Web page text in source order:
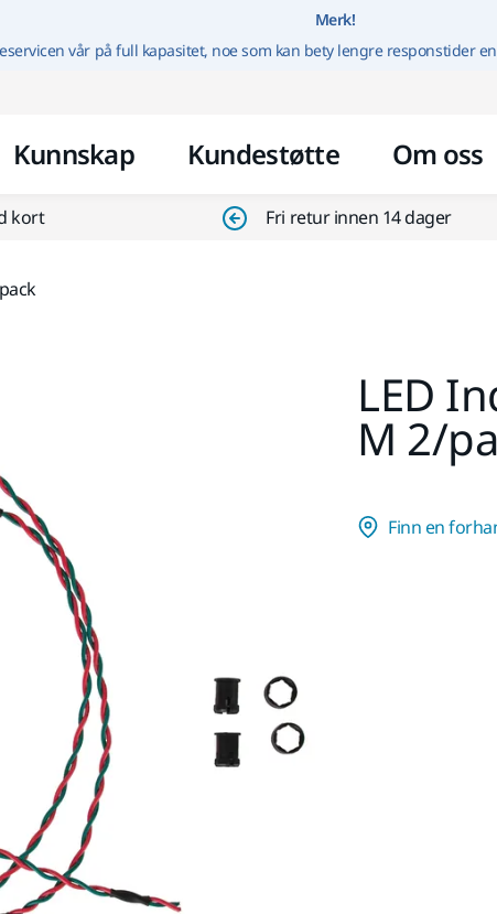
Gå til innhold
Merk!
vår på full kapasitet, noe som kan bety lengre responstider
Kunnskap Kundestøtte Om oss
kort Fri retur innen 14 dager
LED
M 2/
Finn en